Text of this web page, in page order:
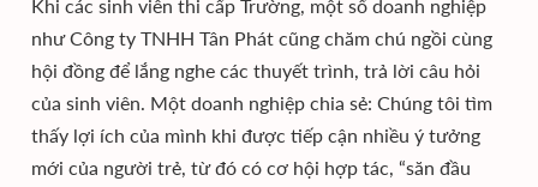
Khi các sinh viên thi cấp Trường, một số doanh nghiệp
như Công ty TNHH Tân Phát cũng chăm chú ngồi cùng
hội đồng để lắng nghe các thuyết trình, trả lời câu hỏi
của sinh viên. Một doanh nghiệp chia sẻ: Chúng tôi tìm
thấy lợi ích của mình khi được tiếp cận nhiều ý tưởng
mới của người trẻ, từ đó có cơ hội hợp tác, “săn đầu